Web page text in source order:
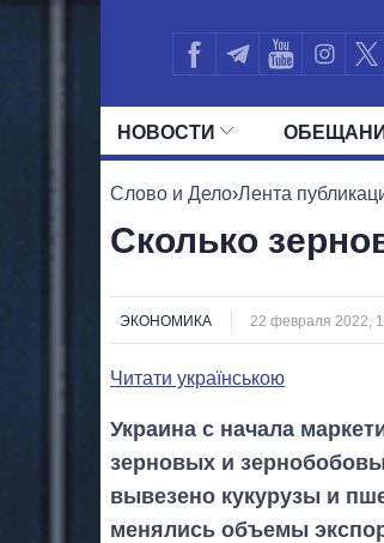
НОВОСТИ
ВСЕ ПОЛИТИКИ
Слово и Дело›Лента
Сколько
ЭКОНОМИКА 22 февраля 2022,
Читати українською
Украина с начала
зерновых и
вывезено кукурузы и
менялись объемы